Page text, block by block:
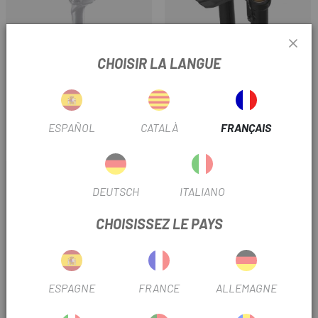
FEU ARRIÈRE GIANT
NUMEN+UNICLIP TL
FOX SHOX
GARDE-BOUE AVANT FOX 36-38
41,62 €
CHOISIR LA LANGUE
ESPAÑOL CATALÀ FRANÇAIS
DEUTSCH ITALIANO
CHOISISSEZ LE PAYS
ESPAGNE FRANCE ALLEMAGNE